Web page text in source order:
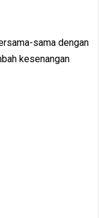
sama dengan
kesenangan